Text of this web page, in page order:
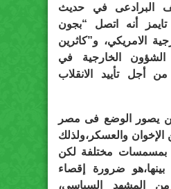
البرادعى في حديث
أنه اتصل “بجون
الامريكي، و”كاثرين
الخارجية في
من أجل تأييد الانقلاب
يصور الوضع فى مصر
والعسكر،ولذلك
مختلفة لكن
ضرورة إقصاء
من المشهد السياسى،